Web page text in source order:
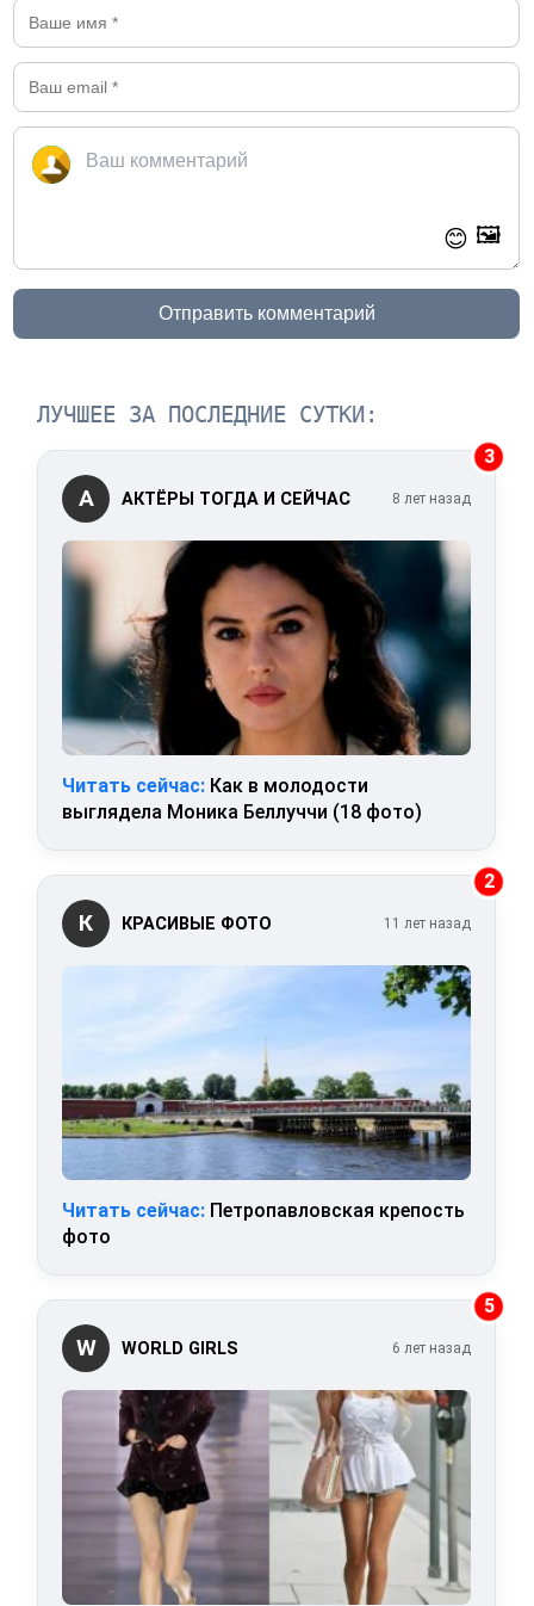
😊 🖼️
Отправить комментарий
ЛУЧШЕЕ ЗА ПОСЛЕДНИЕ СУТКИ:
3
А АКТЁРЫ ТОГДА И СЕЙЧАС 8 лет назад
Читать сейчас: Как в молодости
выглядела Моника Беллуччи (18 фото)
2
К КРАСИВЫЕ ФОТО 11 лет назад
Читать сейчас: Петропавловская крепость
фото
5
W WORLD GIRLS 6 лет назад